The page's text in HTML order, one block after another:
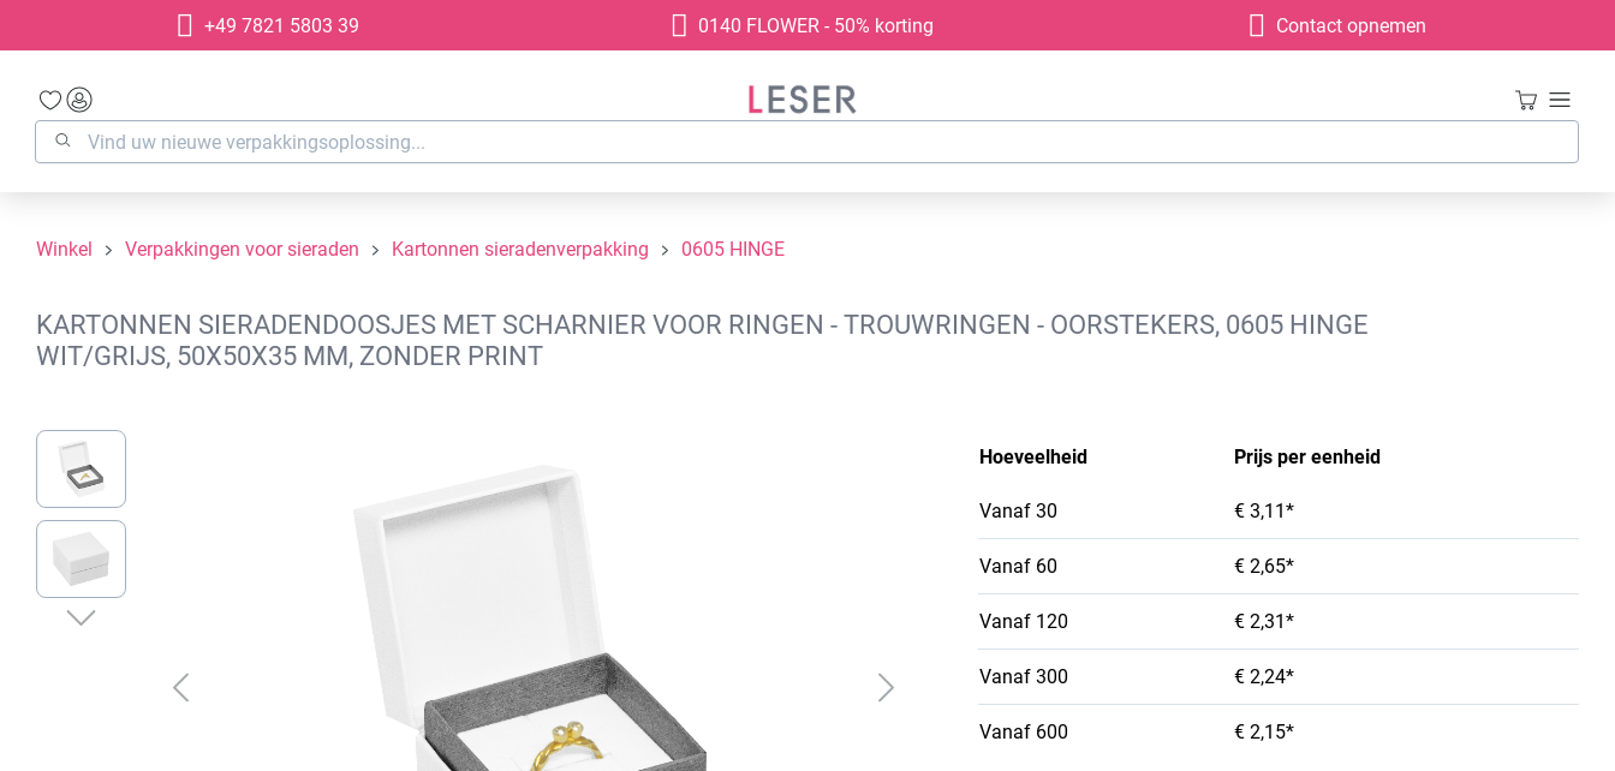
Ga naar de hoofdnavigatie
+49 7821 5803 39 0140 FLOWER - 50% korting Contact opnemen
Winkel Verpakkingen voor sieraden Kartonnen sieradenverpakking 0605 HINGE
KARTONNEN SIERADENDOOSJES MET SCHARNIER VOOR RINGEN - TROUWRINGEN - OORSTEKERS, 0605 HINGE
WIT/GRIJS, 50X50X35 MM, ZONDER PRINT
Afbeeldingengalerij overslaan
Hoeveelheid Prijs per eenheid
Vanaf 30 € 3,11*
Vanaf 60 € 2,65*
Vanaf 120 € 2,31*
Vanaf 300 € 2,24*
Vanaf 600 € 2,15*